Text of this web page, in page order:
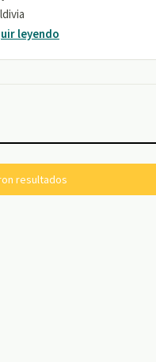
leyendo
resultados